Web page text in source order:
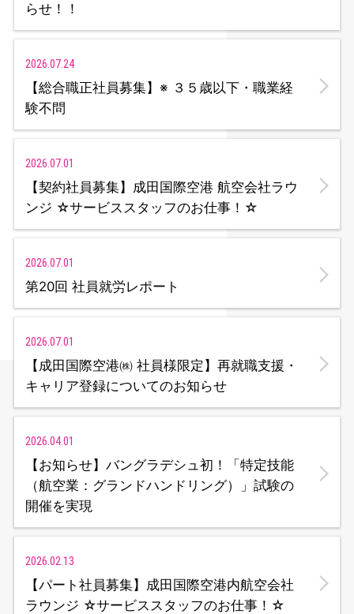
らせ！！
2026.07.24
【総合職正社員募集】※ ３５歳以下・職業経
験不問
2026.07.01
【契約社員募集】成田国際空港 航空会社ラウ
ンジ ☆サービススタッフのお仕事！☆
2026.07.01
第20回 社員就労レポート
2026.07.01
【成田国際空港㈱ 社員様限定】再就職支援・
キャリア登録についてのお知らせ
2026.04.01
【お知らせ】バングラデシュ初！「特定技能
（航空業：グランドハンドリング）」試験の
開催を実現
2026.02.13
【パート社員募集】成田国際空港内航空会社
ラウンジ ☆サービススタッフのお仕事！☆